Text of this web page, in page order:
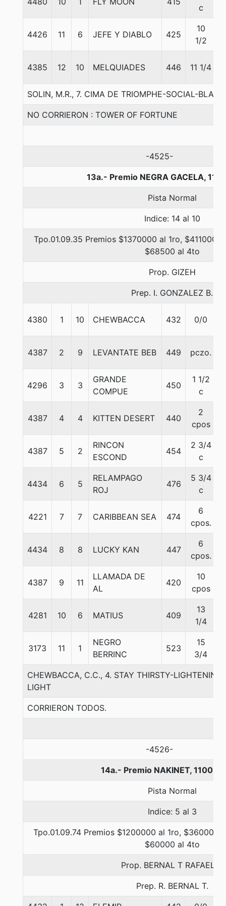
c
4426 11 6 JEFE Y DIABLO 425
10
1/2
4385 12 10 MELQUIADES 446 11 1/4
SOLIN, M.R., 7. CIMA DE TRIOMPHE-SOCIAL-
NO CORRIERON : TOWER OF FORTUNE
-4525-
13a.- Premio NEGRA GACELA,
Pista Normal
Indice: 14 al 10
Tpo.01.09.35 Premios $1370000 al 1ro, $411000
$68500 al 4to
Prop. GIZEH
Prep. I. GONZALEZ B.
4380 1 10 CHEWBACCA 432 0/0
4387 2 9 LEVANTATE BEB 449 pczo.
4296 3 3
GRANDE
COMPUE
450
1 1/2
c
4387 4 4 KITTEN DESERT 440
2
cpos
4387 5 2
RINCON
ESCOND
454
2 3/4
c
4434 6 5
RELAMPAGO
ROJ
476
5 3/4
c
4221 7 7 CARIBBEAN SEA 474
6
cpos.
4434 8 8 LUCKY KAN 447
6
cpos.
4387 9 11
LLAMADA DE
AL
420
10
cpos
4281 10 6 MATIUS 409
13
1/4
3173 11 1
NEGRO
BERRINC
523
15
3/4
CHEWBACCA, C.C., 4. STAY THIRSTY-LIGHTENING
LIGHT
CORRIERON TODOS.
-4526-
14a.- Premio NAKINET, 1100
Pista Normal
Indice: 5 al 3
Tpo.01.09.74 Premios $1200000 al 1ro, $360000
$60000 al 4to
Prop. BERNAL T RAFAEL A
Prep. R. BERNAL T.